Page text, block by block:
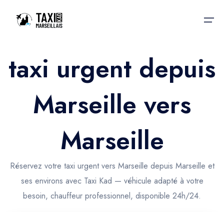
Accueil
Nos services
Nos services
Trajet Gare SNCF
Trajet Port croisière
Trajet Séminaire
Trajet Santé
Réservation
Actualités & évènements
Contactez-nous
taxi urgent depuis
Marseille vers
Marseille
Réservez votre taxi urgent vers Marseille depuis Marseille et
ses environs avec Taxi Kad — véhicule adapté à votre
besoin, chauffeur professionnel, disponible 24h/24.